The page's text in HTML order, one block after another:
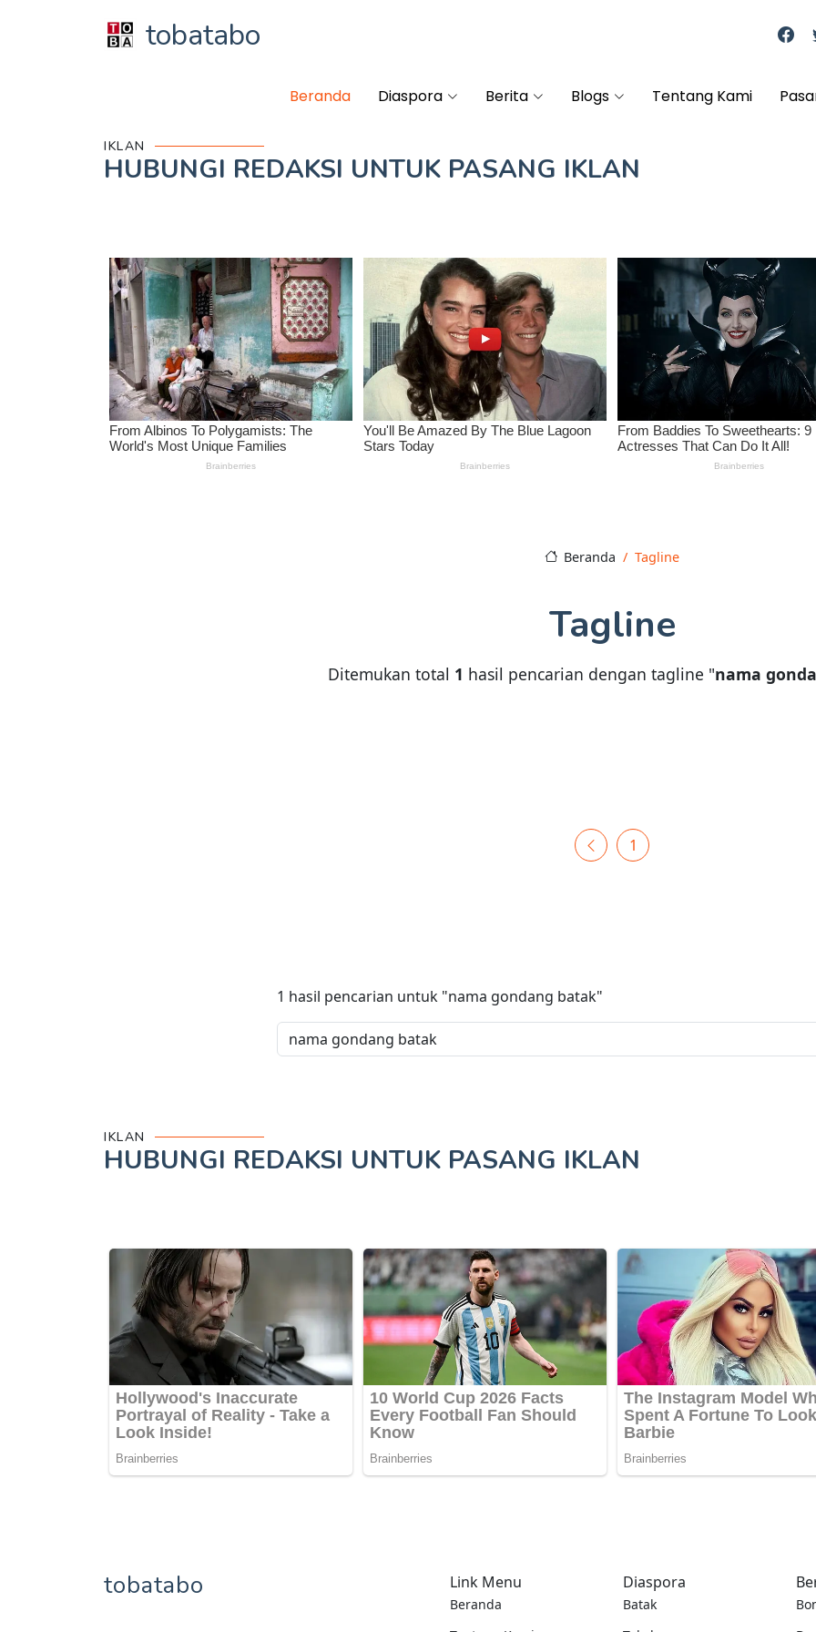
tobatabo
Beranda Diaspora Berita Blogs Tentang Kami
IKLAN
HUBUNGI REDAKSI UNTUK PASANG IKLAN
Beranda Tagline
Tagline
Ditemukan total 1 hasil pencarian dengan tagline "nama
1
1 hasil pencarian untuk "nama gondang batak"
IKLAN
HUBUNGI REDAKSI UNTUK PASANG IKLAN
tobatabo Link Menu
Beranda
Diaspora
Batak